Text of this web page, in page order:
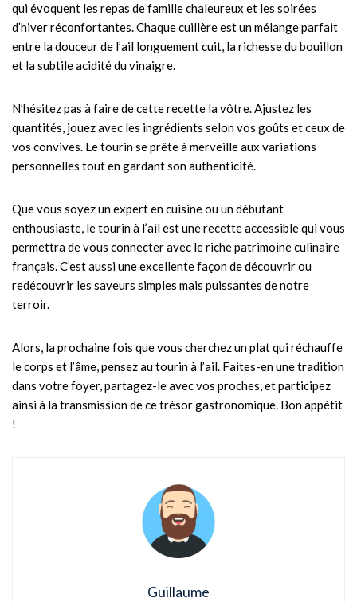
qui évoquent les repas de famille chaleureux et les soirées
d’hiver réconfortantes. Chaque cuillère est un mélange parfait
entre la douceur de l’ail longuement cuit, la richesse du bouillon
et la subtile acidité du vinaigre.
N’hésitez pas à faire de cette recette la vôtre. Ajustez les
quantités, jouez avec les ingrédients selon vos goûts et ceux de
vos convives. Le tourin se prête à merveille aux variations
personnelles tout en gardant son authenticité.
Que vous soyez un expert en cuisine ou un débutant
enthousiaste, le tourin à l’ail est une recette accessible qui vous
permettra de vous connecter avec le riche patrimoine culinaire
français. C’est aussi une excellente façon de découvrir ou
redécouvrir les saveurs simples mais puissantes de notre
terroir.
Alors, la prochaine fois que vous cherchez un plat qui réchauffe
le corps et l’âme, pensez au tourin à l’ail. Faites-en une tradition
dans votre foyer, partagez-le avec vos proches, et participez
ainsi à la transmission de ce trésor gastronomique. Bon appétit
!
Guillaume